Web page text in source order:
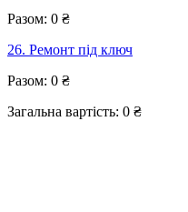
Разом: 0 ₴
26. Ремонт під ключ
Разом: 0 ₴
Загальна вартість: 0 ₴